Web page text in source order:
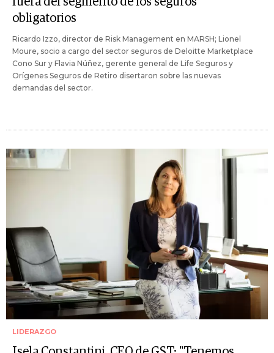
obligatorios
Ricardo Izzo, director de Risk Management en MARSH; Lionel
Moure, socio a cargo del sector seguros de Deloitte Marketplace
Cono Sur y Flavia Núñez, gerente general de Life Seguros y
Orígenes Seguros de Retiro disertaron sobre las nuevas
demandas del sector.
LIDERAZGO